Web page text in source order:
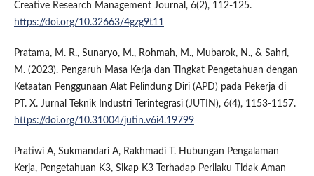
Creative Research Management Journal, 6(2), 112-125.
https://doi.org/10.32663/4gzg9t11
Pratama, M. R., Sunaryo, M., Rohmah, M., Mubarok, N., & Sahri,
M. (2023). Pengaruh Masa Kerja dan Tingkat Pengetahuan dengan
Ketaatan Penggunaan Alat Pelindung Diri (APD) pada Pekerja di
PT. X. Jurnal Teknik Industri Terintegrasi (JUTIN), 6(4), 1153-1157.
https://doi.org/10.31004/jutin.v6i4.19799
Pratiwi A, Sukmandari A, Rakhmadi T. Hubungan Pengalaman
Kerja, Pengetahuan K3, Sikap K3 Terhadap Perilaku Tidak Aman